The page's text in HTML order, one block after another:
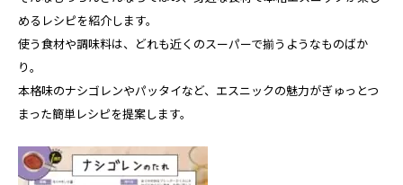
めるレシピを紹介します。
使う食材や調味料は、どれも近くのスーパーで揃うようなものばか
り。
本格味のナシゴレンやパッタイなど、エスニックの魅力がぎゅっとつ
まった簡単レシピを提案します。